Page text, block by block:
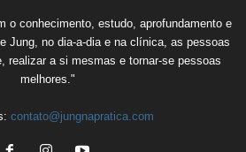
o conhecimento, estudo, aprofundamento e
Jung, no dia-a-dia e na clínica, as pessoas
realizar a si mesmas e tornar-se pessoas
melhores."
contato@jungnapratica.com